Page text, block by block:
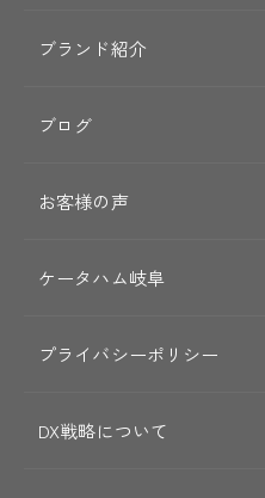
ブランド紹介
ブログ
お客様の声
ケータハム岐阜
プライバシーポリシー
DX戦略について